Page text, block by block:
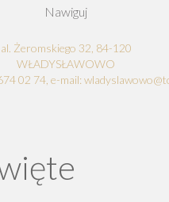
Nawiguj
al. Żeromskiego 32, 84-120
WŁADYSŁAWOWO
02 74, e-mail: